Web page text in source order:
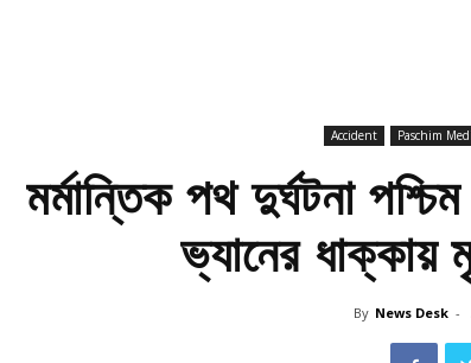
Accident Paschim
মর্মান্তিক পথ দুর্ঘটনা
ভ্যানের ধাক্কায়
By News Desk -